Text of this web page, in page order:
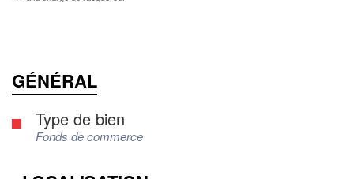
GÉNÉRAL
Type de bien
Fonds de commerce